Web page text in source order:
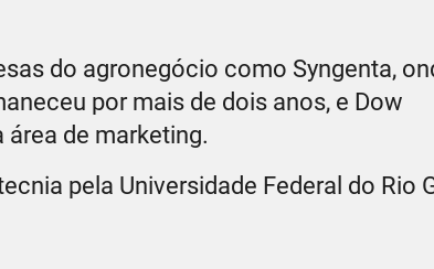
do agronegócio como Syngenta,
por mais de dois anos, e Dow
de marketing.
pela Universidade Federal do Rio